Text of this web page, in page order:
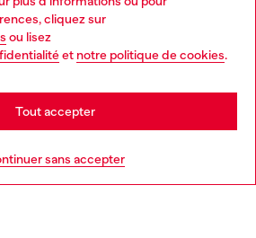
cliquez sur
ou lisez
et notre politique de cookies.
sans accepter
Tout accepter
En savoir plus
France website, but it seems you
States